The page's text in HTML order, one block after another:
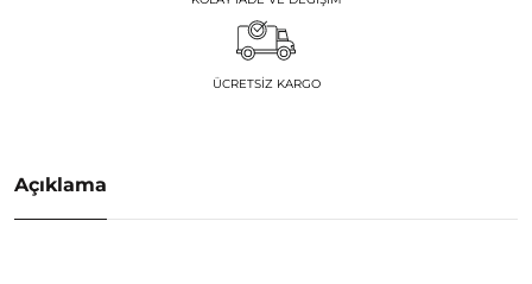
ÜCRETSIZ KARGO
Açıklama